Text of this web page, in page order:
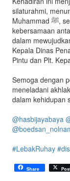
silaturahmi,
Muhammad ﷺ, sekaligus meneguhkan semangat
kebersamaan
dalam
Kepala Dinas
Pintu dan Plt.
Semoga dengan
meneladani
dalam kehidupan
@hasbijayabaya
#LebakRuhay
Share